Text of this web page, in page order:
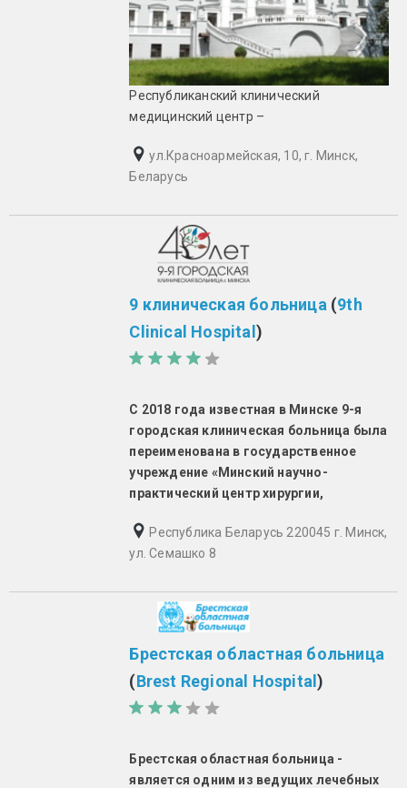
Республиканский клинический
медицинский центр –
ул.Красноармейская, 10, г. Минск,
Беларусь
9 клиническая больница (9th
Clinical Hospital)
С 2018 года известная в Минске 9-я
городская клиническая больница была
переименована в государственное
учреждение «Минский научно-
практический центр хирургии,
Республика Беларусь 220045 г. Минск,
ул. Семашко 8
Брестская областная больница
(Brest Regional Hospital)
Брестская областная больница -
является одним из ведущих лечебных